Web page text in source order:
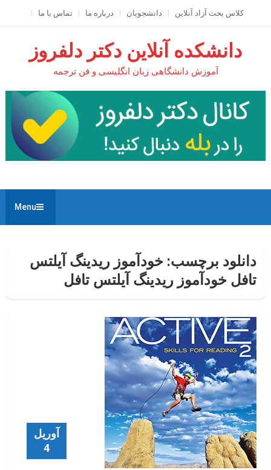
کلاس بحث آزاد آنلاين دانشجویان درباره ما تماس با ما
دانشکده آنلاین دکتر دلفروز
آموزش دانشگاهی زبان انگلیسی و فن ترجمه
Menu
دانلود برچسب: خودآموز ریدینگ آیلتس
تافل خودآموز ریدینگ آیلتس تافل
آوریل
4